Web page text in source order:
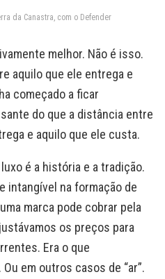
da Canastra, com o Defender
melhor. Não é isso.
aquilo que ele entrega e
começado a ficar
do que a distância entre
e aquilo que ele custa.
é a história e a tradição.
intangível na formação de
marca pode cobrar pela
os preços para
Era o que
em outros casos de “ar”.